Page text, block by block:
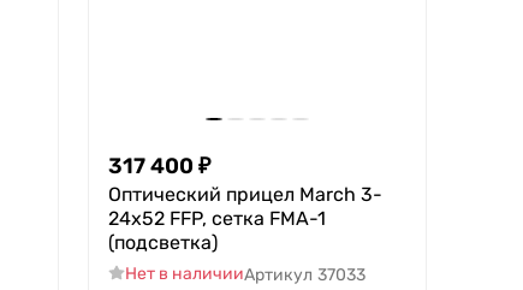
317 400 ₽
Оптический прицел March 3-
24x52 FFP, сетка FMA-1
(подсветка)
Нет в наличииАртикул 37033